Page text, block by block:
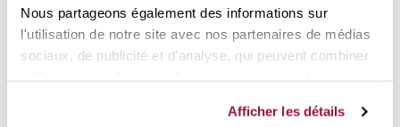
Nous partageons également des informations sur
l'utilisation de notre site avec nos partenaires de médias
sociaux, de publicité et d'analyse, qui peuvent combiner
Afficher les détails
La cuisson à la vapeur est une façon de consommer les
aliments en conservant toutes leurs
propriétés intactes
pratiquement comme s'ils étaient crus, mais avec une
texture lisse et agréable.
pour la cuisson à la vapeur et la casserole indépendamment